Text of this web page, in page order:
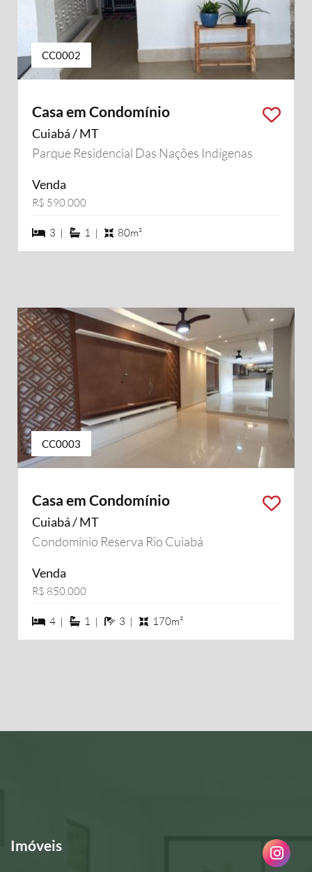
CC0002
Casa em Condomínio
Cuiabá / MT
Parque Residencial Das Nações Indígenas
Venda
R$ 590.000
3 dormiórios
3 | 1 suítes
1 | 80m²
CC0003
Casa em Condomínio
Cuiabá / MT
Condominio Reserva Rio Cuiabá
Venda
R$ 850.000
4 dormiórios
4 | 1 suítes
1 | 3 banheiros
3 | 170m²
Imóveis